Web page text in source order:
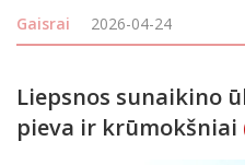
pirtis sudegė visiškai.
produktų.
Gaisrai 2026-04-24
Liepsnos sunaikino
pieva ir krūmokšniai